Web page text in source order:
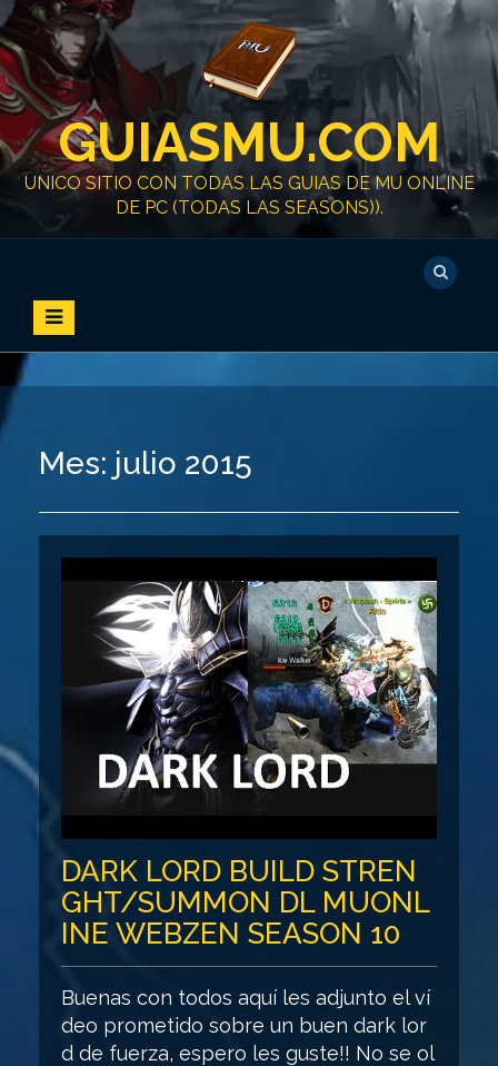
k
i
p
t
c
o
GUIASMU.COM
UNICO SITIO CON TODAS LAS GUIAS DE MU ONLINE
DE PC (TODAS LAS SEASONS)).
Mes: julio 2015
DARK LORD BUILD STREN
GHT/SUMMON DL MUONL
INE WEBZEN SEASON 10
Buenas con todos aquí les adjunto el ví
deo prometido sobre un buen dark lor
d de fuerza, espero les guste!! No se ol